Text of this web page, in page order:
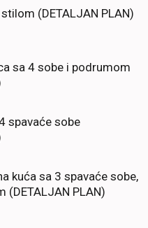
(DETALJAN PLAN)
sa 4 sobe i podrumom
spavaće sobe
kuća sa 3 spavaće sobe,
(DETALJAN PLAN)